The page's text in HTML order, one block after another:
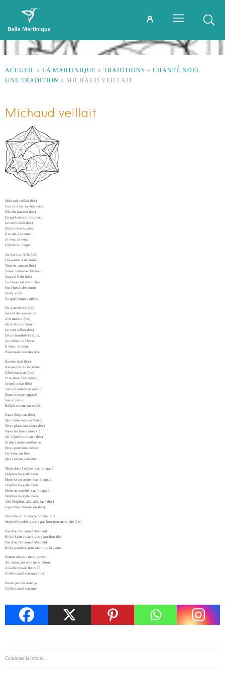
ACCUEIL » LA MARTINIQUE » TRADITIONS » CHANTÉ NOËL
UNE TRADITION » MICHAUD VEILLAIT
Michaud veillait
Michaud veillait (bis)
La nuit dans sa chaumière,
Près du hameau (bis)
En gardant son troupeau,
Le ciel brillait (bis)
D’une vive lumière,
Il se mit à chanter :
Je vois, je vois,
L’étoile du berger.
Au bruit qu’il fit (bis)
Les pasteurs de Judée,
Tout en sursaut (bis)
Furent retrouver Michaud
Auquel il dit (bis)
La Vierge est accouchée
Sur l’heure de minuit
Voilà, voilà
Ce que l’ange a prédit.
Un pauvre toit (bis)
Servait de couverture
A la maison (bis)
De ce Roi de Sion ;
Le vent sifflait (bis)
D’une horrible froidure,
Au milieu de l’hiver,
Il vient, il vient,
Pour nous tirer des fers;
Sa mère était (bis)
Assise près de la crèche .
L’âne mangeait (bis)
Et le Boeuf échauffait ;
Joseph priait (bis)
Sans chandelle ni mèche.
Dans ce triste appareil
Jésus, Jésus
Brillait comme un soleil.
Fasse Seigneur (bis),
Que votre sainte enfance
Nous place aux cieux (bis)
Parmi les bienheureux !
Ah ! Quel bonheur ! (bis)
Si dans notre souffrance
Nous pouvons mériter
Un bien, un bien
Que l’on ne peut ôter.
Moin dans l’église, man ka gadé
Delphin ka gadé moin
Moin la savan-ne, man ka gadé
Delphin ka gadé moin
Moin au marché, man ka gadé
Delphin ka gadé moin
Allé Delphin, allé, allé, lavé (bis)
Figu filleul fan-me ou (bis)
Perinelle oh ! moin lé bombé oh !
Moin lé bombé, pays a pas bon pou moin chè (bis)
Pas d’aut’ki compè Michaud
Ki dit Saint Joseph pas papa Bon diè
Pas d’aut’ki compè Michaud
Ki dit parole-la pou fait nous la peine.
Piment ou-a ba moin piment
Ah citron, ou a ba moin citron
A kaille missié Henri Tô
Colibri cassé can-nari ( bis)
Eti-ou janmin rouè ça
Colibri cassé can-nari
Continuer la lecture ...